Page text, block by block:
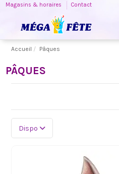
Magasins & horaires Contact
Accueil Pâques
PÂQUES
Dispo